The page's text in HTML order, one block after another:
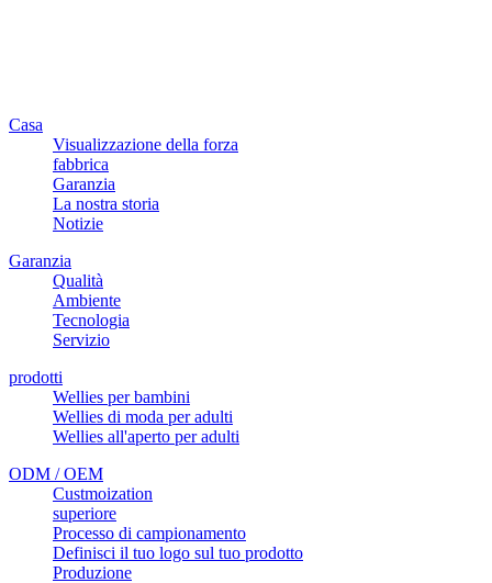
Casa
Visualizzazione della forza
fabbrica
Garanzia
La nostra storia
Notizie
Garanzia
Qualità
Ambiente
Tecnologia
Servizio
prodotti
Wellies per bambini
Wellies di moda per adulti
Wellies all'aperto per adulti
ODM / OEM
Custmoization
superiore
Processo di campionamento
Definisci il tuo logo sul tuo prodotto
Produzione